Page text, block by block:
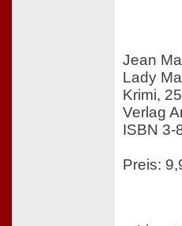
Jean
Lady
Krimi,
Verlag
ISBN 3-
Preis: